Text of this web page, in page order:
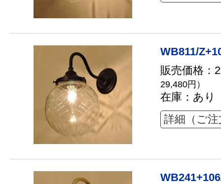
WB811/
販売価格：
29,480円）
在庫：あり
詳細（ご